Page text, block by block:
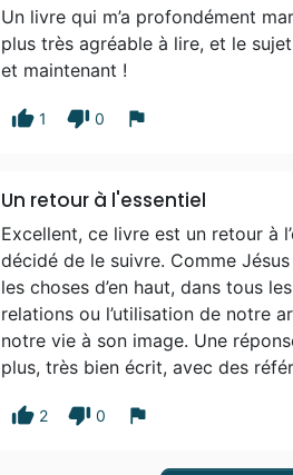
Un livre qui m’a profondément
plus très agréable à lire, et le
et maintenant !
thumb_up 1 thumb_down 0 flag
Un retour à l'essentiel
Excellent, ce livre est un retour à
décidé de le suivre. Comme
les choses d’en haut, dans tous
relations ou l’utilisation de notre
notre vie à son image. Une
plus, très bien écrit, avec des
thumb_up 2 thumb_down 0 flag